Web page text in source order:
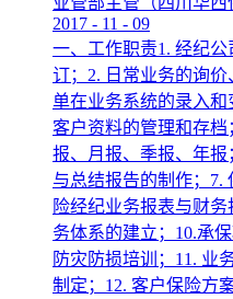
2017 - 11 - 09
一、工作职责1. 经纪
订；2. 日常业务的询
单在业务系统的录入和
客户资料的管理和存档
报、月报、季报、年
与总结报告的制作；7.
险经纪业务报表与财
务体系的建立；10.承
防灾防损培训；11. 业
制定；12. 客户保险方